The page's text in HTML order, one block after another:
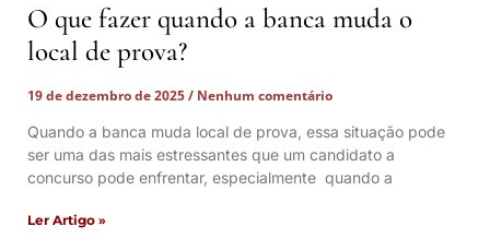
O que fazer quando a banca muda o
local de prova?
19 de dezembro de 2025
Nenhum comentário
Quando a banca muda local de prova, essa situação pode
ser uma das mais estressantes que um candidato a
concurso pode enfrentar, especialmente quando a
Ler Artigo »